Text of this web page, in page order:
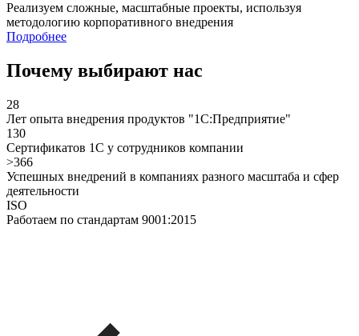
Реализуем сложные, масштабные проекты, используя
методологию корпоративного внедрения
Подробнее
Почему выбирают нас
28
Лет опыта внедрения продуктов "1С:Предприятие"
130
Сертификатов 1С у сотрудников компании
>366
Успешных внедрений в компаниях разного масштаба и сфер
деятельности
ISO
Работаем по стандартам 9001:2015